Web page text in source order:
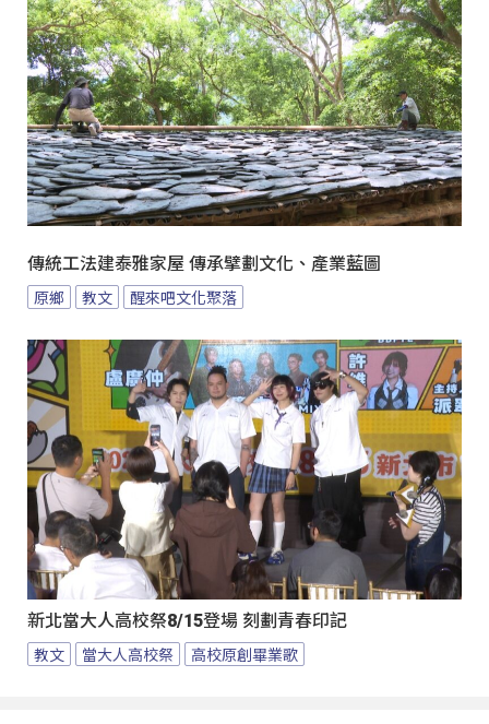
傳統工法建泰雅家屋 傳承擘劃文化、產業藍圖
原鄉 教文 醒來吧文化聚落
新北當大人高校祭8/15登場 刻劃青春印記
教文 當大人高校祭 高校原創畢業歌